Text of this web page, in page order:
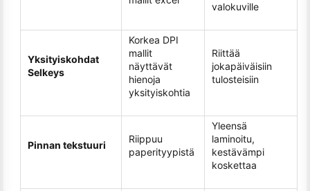
valokuville
Yksityiskohdat
Selkeys
Korkea DPI
mallit
näyttävät
hienoja
yksityiskohtia
Riittää
jokapäiväisiin
tulosteisiin
Pinnan tekstuuri
Riippuu
paperityypistä
Yleensä
laminoitu,
kestävämpi
koskettaa